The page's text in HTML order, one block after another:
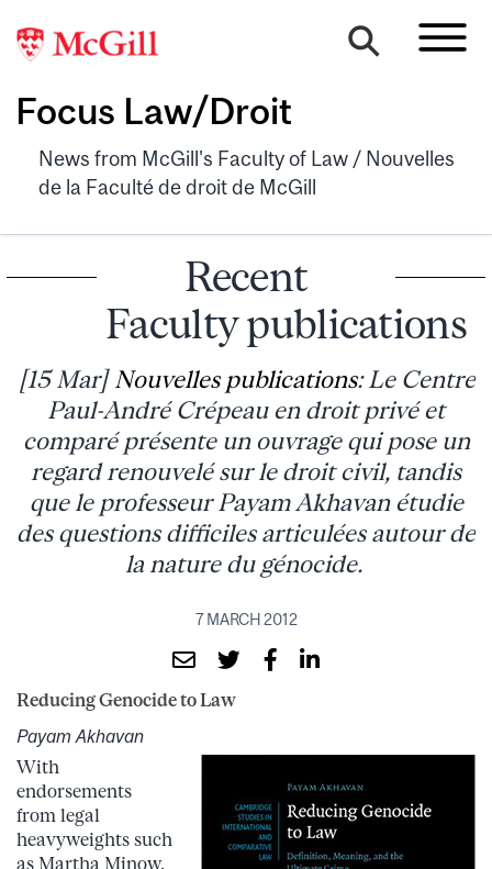
Focus Law/Droit
News from McGill's Faculty of Law / Nouvelles
de la Faculté de droit de McGill
Recent
Faculty publications
[15 Mar] Nouvelles publications: Le Centre
Paul-André Crépeau en droit privé et
comparé présente un ouvrage qui pose un
regard renouvelé sur le droit civil, tandis
que le professeur Payam Akhavan étudie
des questions difficiles articulées autour de
la nature du génocide.
7 MARCH 2012
Reducing Genocide to Law
Payam Akhavan
With
endorsements
from legal
heavyweights such
as Martha Minow,